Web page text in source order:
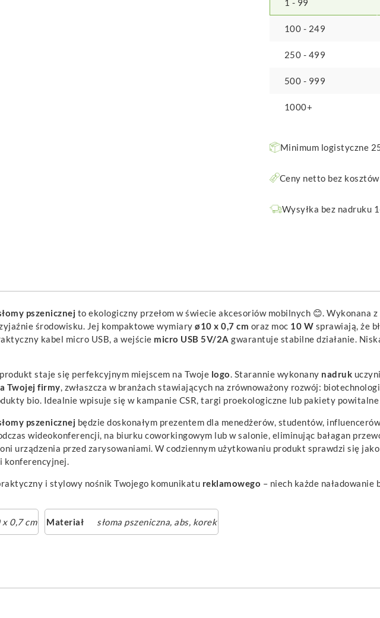
1 - 99
100 - 249
250 - 499
500 - 999
1000+
Minimum logistyczne
Ceny netto bez
Wysyłka bez nadruku
pszenicznej to ekologiczny przełom w świecie akcesoriów mobilnych 😊. Wykonana
środowisku. Jej kompaktowe wymiary ø10 x 0,7 cm oraz moc 10 W sprawiają, że
kabel micro USB, a wejście micro USB 5V/2A gwarantuje stabilne działanie.
staje się perfekcyjnym miejscem na Twoje logo. Starannie wykonany nadruk
Twojej firmy, zwłaszcza w branżach stawiających na zrównoważony rozwój:
bio. Idealnie wpisuje się w kampanie CSR, targi proekologiczne lub pakiety
pszenicznej będzie doskonałym prezentem dla menedżerów, studentów,
wideokonferencji, na biurku coworkingowym lub w salonie, eliminując bałagan
urządzenia przed zarysowaniami. W codziennym użytkowaniu produkt sprawdzi się
konferencyjnej.
i stylowy nośnik Twojego komunikatu reklamowego – niech każde
x 0,7 cm Materiał słoma pszeniczna, abs, korek